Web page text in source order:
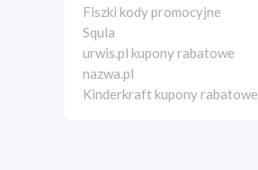
Fiszki kody promocyjne
Squla
urwis.pl kupony rabatowe
nazwa.pl
Kinderkraft kupony rabatowe